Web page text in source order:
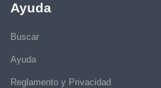
Ayuda
Buscar
Ayuda
Reglamento y Privacidad